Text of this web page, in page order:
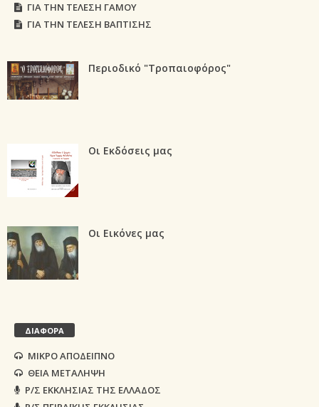
ΓΙΑ ΤΗΝ ΤΕΛΕΣΗ ΓΑΜΟΥ
ΓΙΑ ΤΗΝ ΤΕΛΕΣΗ ΒΑΠΤΙΣΗΣ
Περιοδικό "Τροπαιοφόρος"
Οι Εκδόσεις μας
Οι Εικόνες μας
ΔΙΑΦΟΡΑ
ΜΙΚΡΟ ΑΠΟΔΕΙΠΝΟ
ΘΕΙΑ ΜΕΤΑΛΗΨΗ
Ρ/Σ ΕΚΚΛΗΣΙΑΣ ΤΗΣ ΕΛΛΑΔΟΣ